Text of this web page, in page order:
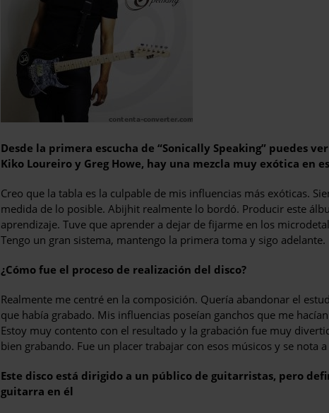
Desde la primera escucha de “Sonically Speaking” puedes
Kiko Loureiro y Greg Howe, hay una mezcla muy exótica en
Creo que la tabla es la culpable de mis influencias más exóticas.
medida de lo posible. Abijhit realmente lo bordó. Producir este
aprendizaje. Tuve que aprender a dejar de fijarme en los
Tengo un gran sistema, mantengo la primera toma y sigo adelante.
¿Cómo fue el proceso de realización del disco?
Realmente me centré en la composición. Quería abandonar el
que había grabado. Mis influencias poseían ganchos que me
Estoy muy contento con el resultado y la grabación fue muy
bien grabando. Fue un placer trabajar con esos músicos y se nota
Este disco está dirigido a un público de guitarristas, pero
guitarra en él